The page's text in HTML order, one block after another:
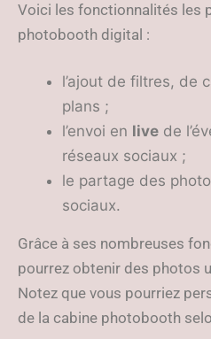
Voici les fonctionnalités les
photobooth digital :
l’ajout de filtres, de
plans ;
l’envoi en live de
réseaux sociaux ;
le partage des
sociaux.
Grâce à ses nombreuses
pourrez obtenir des photos
Notez que vous pourriez
de la cabine photobooth